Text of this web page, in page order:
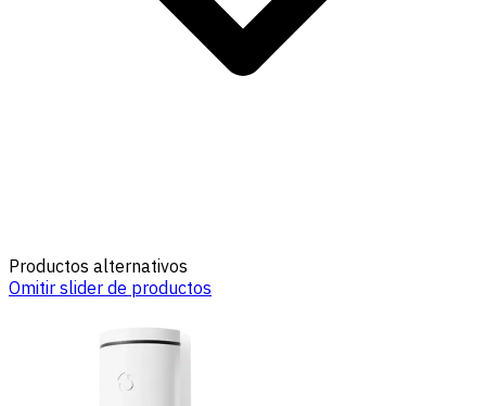
Productos alternativos
Omitir slider de productos